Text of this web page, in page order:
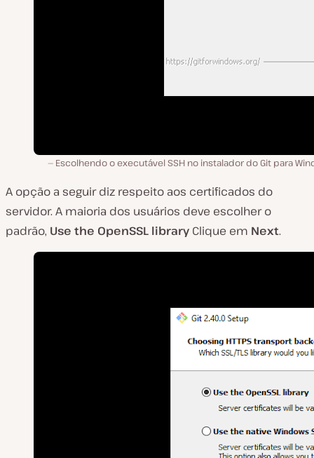
Escolhendo o executável SSH no instalador do Git para
A opção a seguir diz respeito aos certificados do
servidor. A maioria dos usuários deve escolher o
padrão, Use the OpenSSL library Clique em Next.